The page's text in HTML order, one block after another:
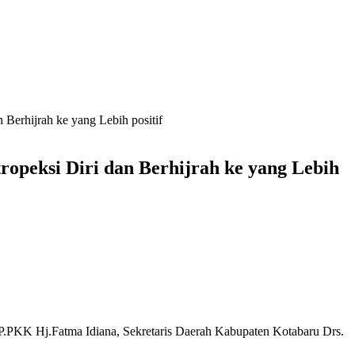
Berhijrah ke yang Lebih positif
Diri dan Berhijrah ke yang Lebih
Hj.Fatma Idiana, Sekretaris Daerah Kabupaten Kotabaru Drs.